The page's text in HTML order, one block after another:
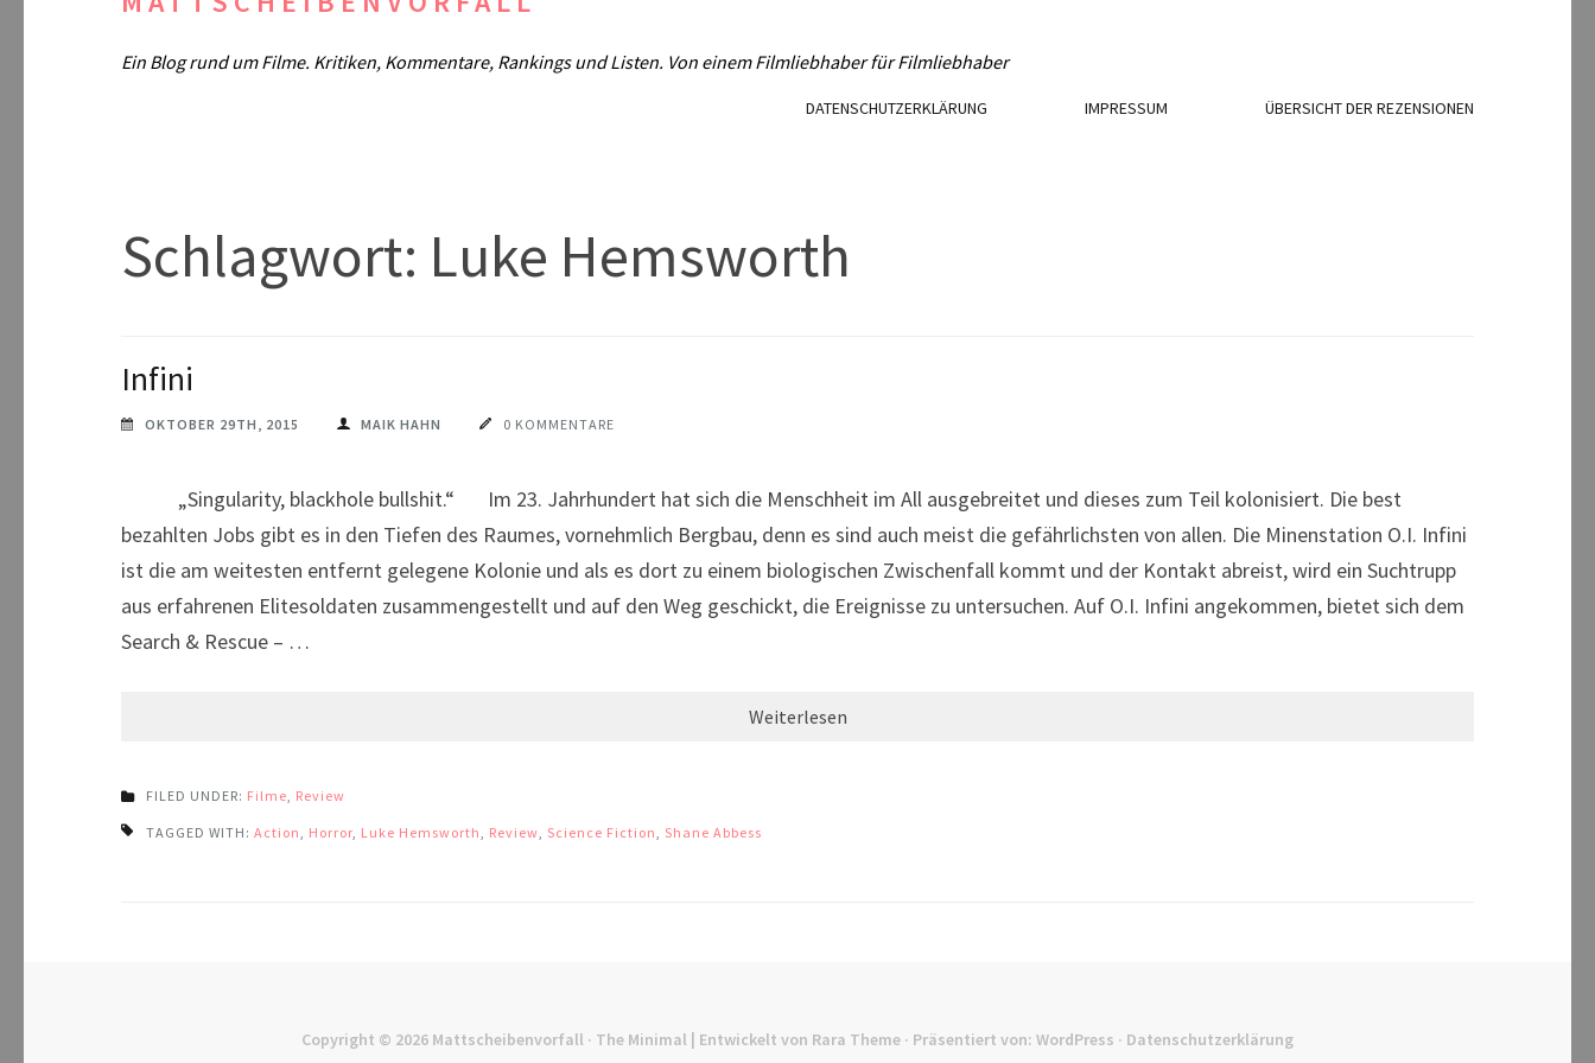
Ein Blog rund um Filme. Kritiken, Kommentare, Rankings und Listen. Von einem Filmliebhaber für Filmliebhaber
DATENSCHUTZERKLÄRUNG IMPRESSUM ÜBERSICHT DER REZENSIONEN
Schlagwort: Luke Hemsworth
Infini
OKTOBER 29TH, 2015 MAIK HAHN 0 KOMMENTARE
„Singularity, blackhole bullshit.“ Im 23. Jahrhundert hat sich die Menschheit im All ausgebreitet und dieses zum Teil kolonisiert. Die best
bezahlten Jobs gibt es in den Tiefen des Raumes, vornehmlich Bergbau, denn es sind auch meist die gefährlichsten von allen. Die Minenstation O.I. Infini
ist die am weitesten entfernt gelegene Kolonie und als es dort zu einem biologischen Zwischenfall kommt und der Kontakt abreist, wird ein Suchtrupp
aus erfahrenen Elitesoldaten zusammengestellt und auf den Weg geschickt, die Ereignisse zu untersuchen. Auf O.I. Infini angekommen, bietet sich dem
Search & Rescue – …
Weiterlesen
FILED UNDER: Filme, Review
TAGGED WITH: Action, Horror, Luke Hemsworth, Review, Science Fiction, Shane Abbess
Copyright © 2026 Mattscheibenvorfall · The Minimal | Entwickelt von Rara Theme · Präsentiert von: WordPress · Datenschutzerklärung